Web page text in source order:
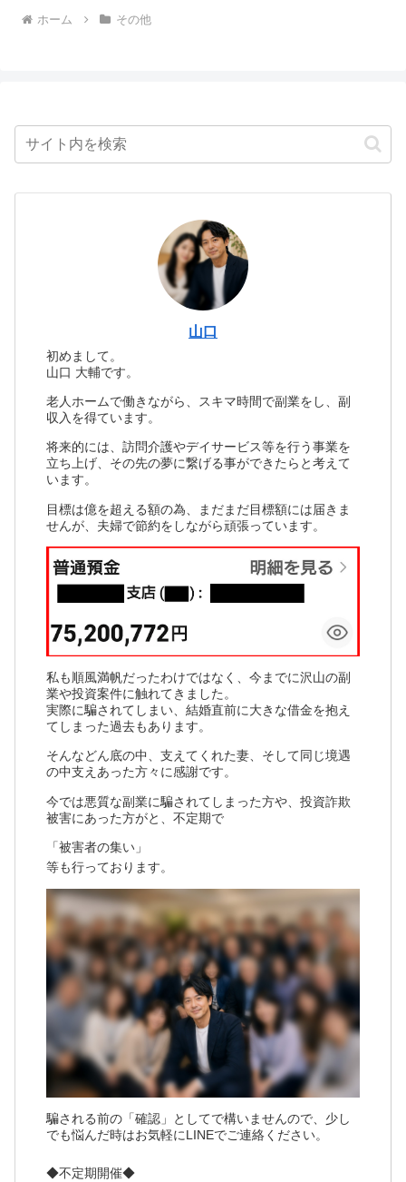
ホーム その他
山口
初めまして。
山口 大輔です。
老人ホームで働きながら、スキマ時間で副業をし、副
収入を得ています。
将来的には、訪問介護やデイサービス等を行う事業を
立ち上げ、その先の夢に繋げる事ができたらと考えて
います。
目標は億を超える額の為、まだまだ目標額には届きま
せんが、夫婦で節約をしながら頑張っています。
私も順風満帆だったわけではなく、今までに沢山の副
業や投資案件に触れてきました。
実際に騙されてしまい、結婚直前に大きな借金を抱え
てしまった過去もあります。
そんなどん底の中、支えてくれた妻、そして同じ境遇
の中支えあった方々に感謝です。
今では悪質な副業に騙されてしまった方や、投資詐欺
被害にあった方がと、不定期で
「被害者の集い」
等も行っております。
騙される前の「確認」としてで構いませんので、少し
でも悩んだ時はお気軽にLINEでご連絡ください。
◆不定期開催◆